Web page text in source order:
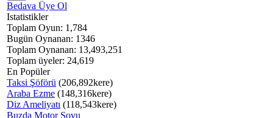
Bedava Üye Ol
Istatistikler
Toplam Oyun: 1,784
Bugün Oynanan: 1346
Toplam Oynanan: 13,493,251
Toplam üyeler: 24,619
En Popüler
Taksi Şöförü (206,892kere)
Araba Ezme (148,316kere)
Diz Ameliyatı (118,543kere)
Buzda Motor Şovu